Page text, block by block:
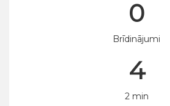
0
Brīdinājumi
4
2 min